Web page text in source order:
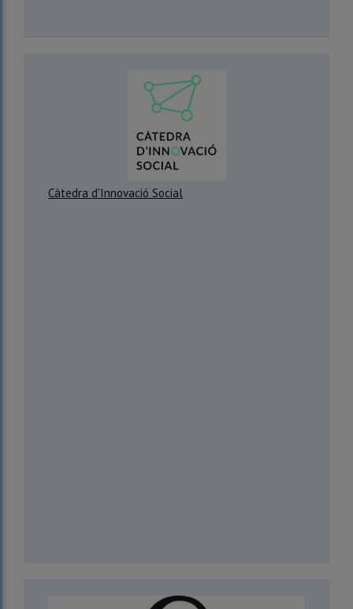
Càtedra d'Innovació Social